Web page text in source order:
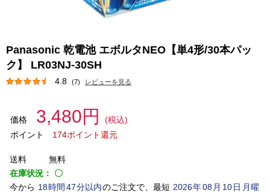
Panasonic 乾電池 エボルタNEO【単4形/30本パッ
ク】 LR03NJ-30SH
4.8 (7) レビューを見る
価格 3,480円
(税込)
ポイント
174ポイント還元
送料
無料
在庫状況： 〇
今から 18時間 47分以内のご注文で、最短 2026年08 月 10日月曜